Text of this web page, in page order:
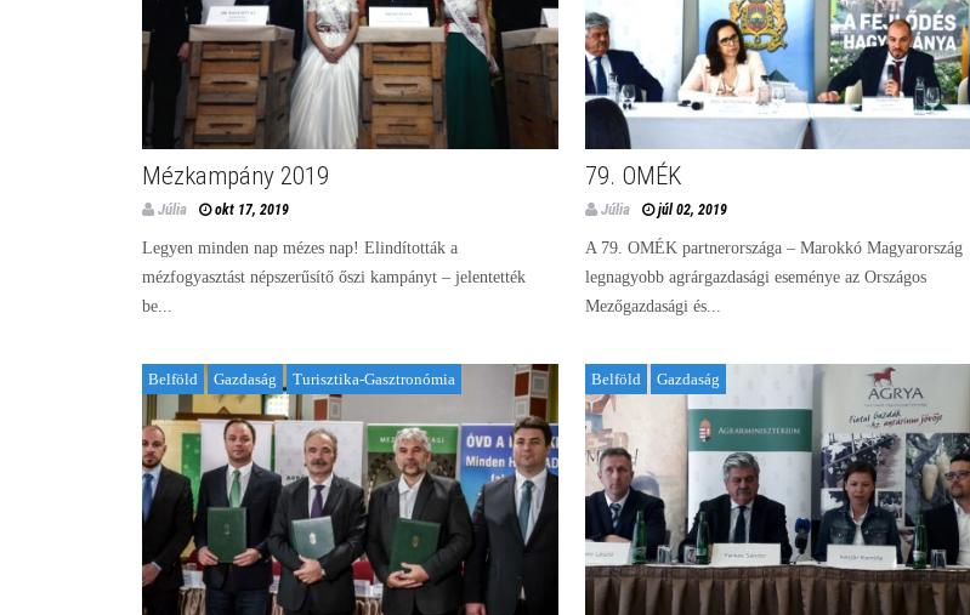
Mézkampány 2019
Júlia okt 17, 2019
Legyen minden nap mézes nap! Elindították a
mézfogyasztást népszerűsítő őszi kampányt – jelentették
be...
79. OMÉK
Júlia júl 02, 2019
A 79. OMÉK partnerországa – Marokkó Magyarország
legnagyobb agrárgazdasági eseménye az Országos
Mezőgazdasági és...
Belföld Gazdaság Turisztika-Gasztronómia Belföld Gazdaság